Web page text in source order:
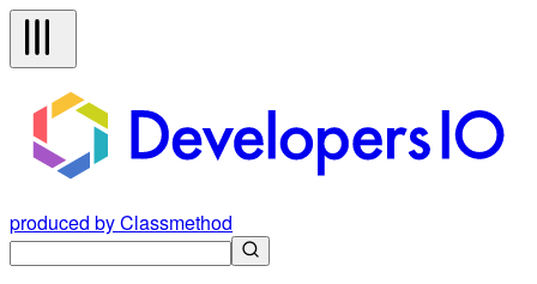
produced by Classmethod